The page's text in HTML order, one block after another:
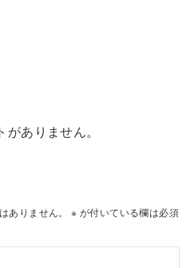
ありません。
ありません。 ※ が付いている欄は必須